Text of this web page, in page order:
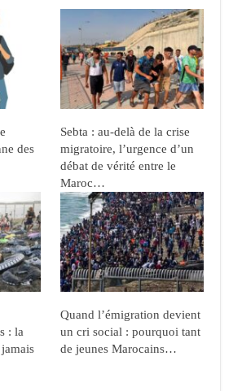
des
Sebta : au-delà de la crise
migratoire, l’urgence d’un
débat de vérité entre le
Maroc…
: la
Quand l’émigration devient
un cri social : pourquoi tant
de jeunes Marocains…